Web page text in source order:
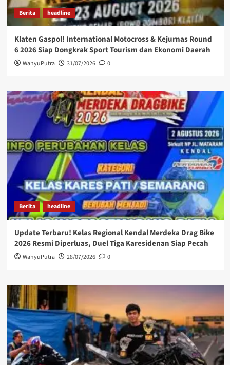
Berita headline
Klaten Gaspol! International Motocross & Kejurnas Round
6 2026 Siap Dongkrak Sport Tourism dan Ekonomi Daerah
WahyuPutra 31/07/2026 0
Berita headline
Update Terbaru! Kelas Regional Kendal Merdeka Drag Bike
2026 Resmi Diperluas, Duel Tiga Karesidenan Siap Pecah
WahyuPutra 28/07/2026 0